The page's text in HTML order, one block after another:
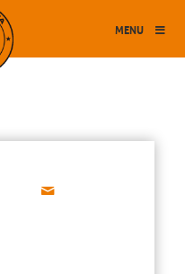
MENU